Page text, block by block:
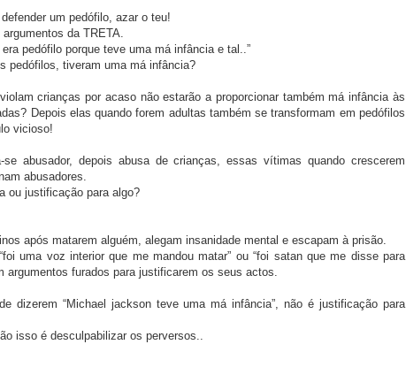
um pedófilo, azar o teu!
da TRETA.
era pedófilo porque teve uma má infância e tal..”
pedófilos, tiveram uma má infância?
crianças por acaso não estarão a proporcionar também má infância às
Depois elas quando forem adultas também se transformam em pedófilos
vicioso!
se abusador, depois abusa de crianças, essas vítimas quando crescerem
abusadores.
ou justificação para algo?
após matarem alguém, alegam insanidade mental e escapam à prisão.
uma voz interior que me mandou matar” ou “foi satan que me disse para
argumentos furados para justificarem os seus actos.
dizerem “Michael jackson teve uma má infância”, não é justificação para
isso é desculpabilizar os perversos..